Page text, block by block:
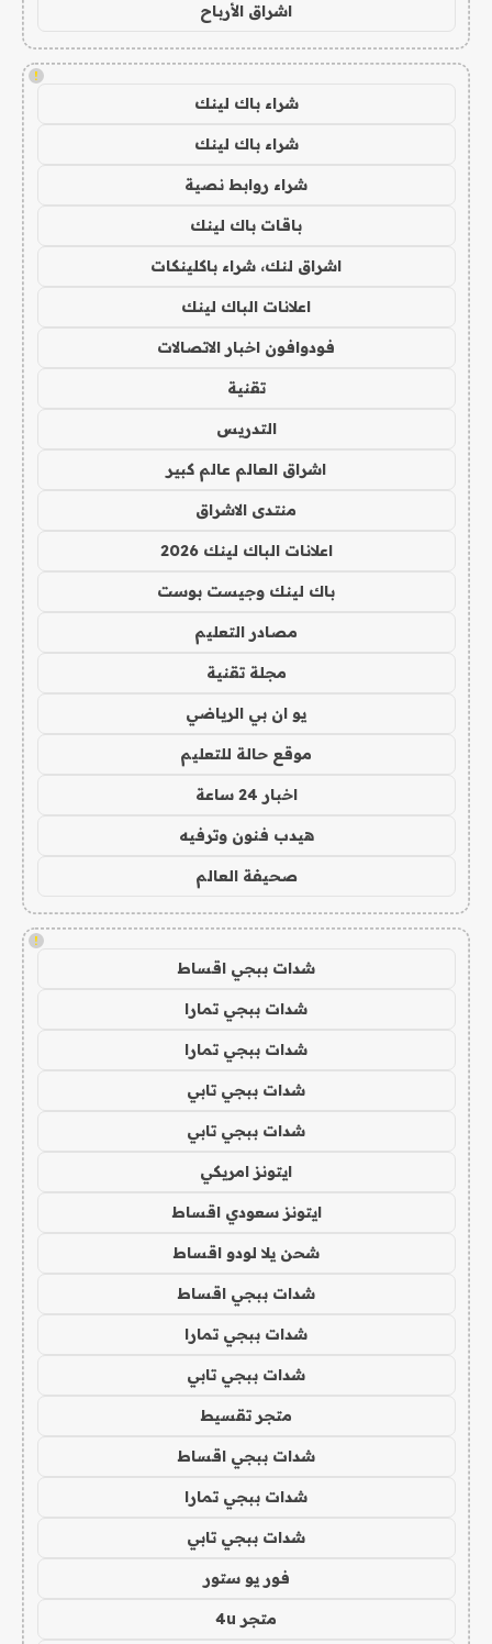
اشراق الأرباح
!
شراء باك لينك
شراء باك لينك
شراء روابط نصية
باقات باك لينك
اشراق لنك، شراء باكلينكات
اعلانات الباك لينك
فودوافون اخبار الاتصالات
تقنية
التدريس
اشراق العالم عالم كبير
منتدى الاشراق
اعلانات الباك لينك 2026
باك لينك وجيست بوست
مصادر التعليم
مجلة تقنية
يو ان بي الرياضي
موقع حالة للتعليم
اخبار 24 ساعة
هيدب فنون وترفيه
صحيفة العالم
!
شدات ببجي اقساط
شدات ببجي تمارا
شدات ببجي تمارا
شدات ببجي تابي
شدات ببجي تابي
ايتونز امريكي
ايتونز سعودي اقساط
شحن يلا لودو اقساط
شدات ببجي اقساط
شدات ببجي تمارا
شدات ببجي تابي
متجر تقسيط
شدات ببجي اقساط
شدات ببجي تمارا
شدات ببجي تابي
فور يو ستور
متجر 4u